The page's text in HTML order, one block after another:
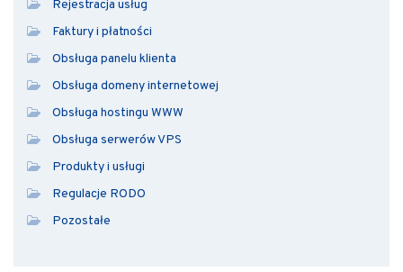
Rejestracja usług
Faktury i płatności
Obsługa panelu klienta
Obsługa domeny internetowej
Obsługa hostingu WWW
Obsługa serwerów VPS
Produkty i usługi
Regulacje RODO
Pozostałe